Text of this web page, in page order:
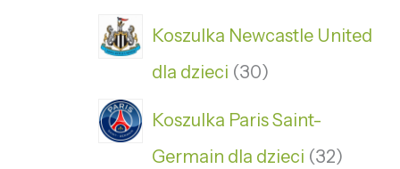
Koszulka Newcastle United
dla dzieci 30
Koszulka Paris Saint-
Germain dla dzieci 32